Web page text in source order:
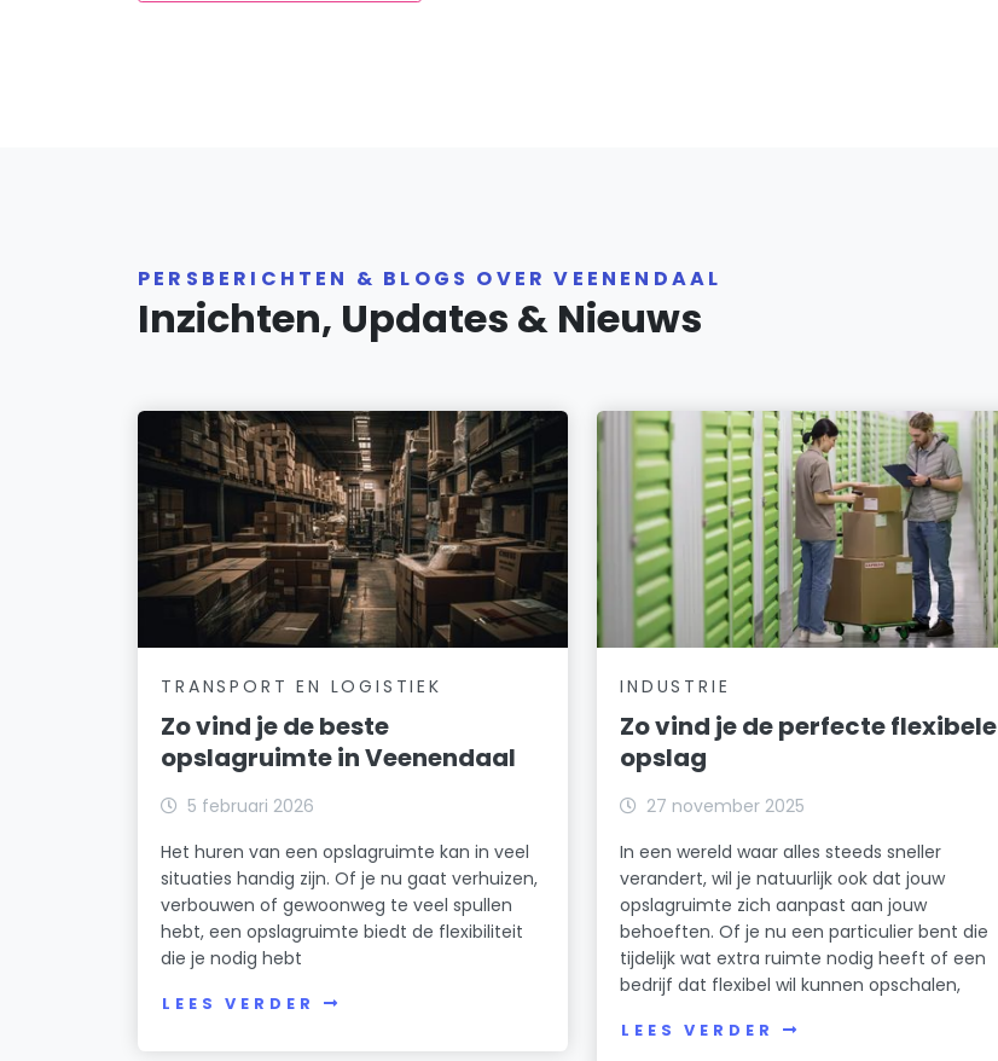
PERSBERICHTEN & BLOGS OVER VEENENDAAL
Inzichten, Updates & Nieuws
TRANSPORT EN LOGISTIEK
Zo vind je de beste
opslagruimte in Veenendaal
5 februari 2026
Het huren van een opslagruimte kan in veel
situaties handig zijn. Of je nu gaat verhuizen,
verbouwen of gewoonweg te veel spullen
hebt, een opslagruimte biedt de flexibiliteit
die je nodig hebt
LEES VERDER
INDUSTRIE
Zo vind je de perfecte flexibele
opslag
27 november 2025
In een wereld waar alles steeds sneller
verandert, wil je natuurlijk ook dat jouw
opslagruimte zich aanpast aan jouw
behoeften. Of je nu een particulier bent die
tijdelijk wat extra ruimte nodig heeft of een
bedrijf dat flexibel wil kunnen opschalen,
LEES VERDER